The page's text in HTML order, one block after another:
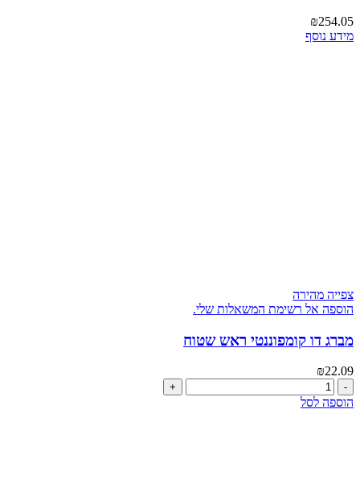
₪254.05
מידע נוסף
צפייה מהירה
הוספה אל רשימת המשאלות שלי.
מברג דו קומפוננטי ראש שטוח
₪22.09
כמות
של
הוספה לסל